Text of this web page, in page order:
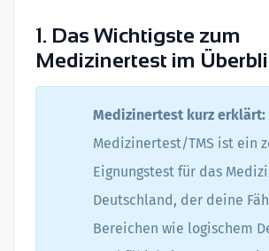
1. Das Wichtigste zum
Medizinertest im
Medizinertest kurz erklärt:
Medizinertest/TMS ist ein
Eignungstest für das
Deutschland, der deine
Bereichen wie logischem